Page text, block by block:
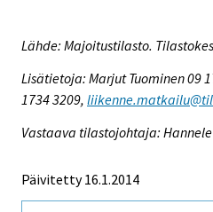
Lähde: Majoitustilasto.
Lisätietoja: Marjut Tuominen 09
1734 3209,
Vastaava tilastojohtaja:
Päivitetty 16.1.2014